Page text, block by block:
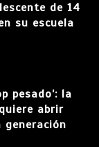
de 14
su escuela
pesado’: la
abrir
generación